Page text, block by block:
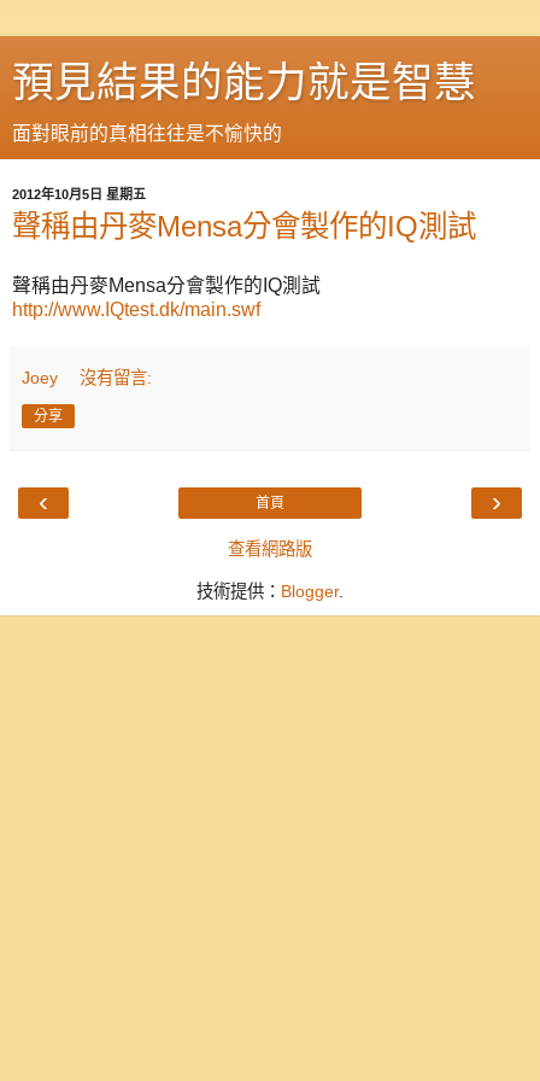
預見結果的能力就是智慧
面對眼前的真相往往是不愉快的
2012年10月5日 星期五
聲稱由丹麥Mensa分會製作的IQ測試
聲稱由丹麥Mensa分會製作的IQ測試
http://www.IQtest.dk/main.swf
Joey 沒有留言:
分享
‹ ›
首頁
查看網路版
技術提供： Blogger.